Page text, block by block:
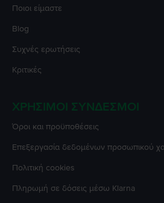
Ποιοι είμαστε
Blog
Συχνές ερωτήσεις
Κριτικές
ΧΡΉΣΙΜΟΙ ΣΎΝΔΕΣΜΟΙ
Όροι και προϋποθέσεις
Επεξεργασία δεδομένων προσωπικού
Πολιτική cookies
Πληρωμή σε δόσεις μέσω Klarna